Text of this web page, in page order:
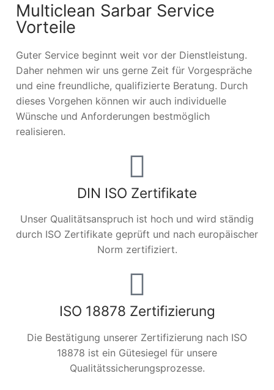
Multiclean Sarbar Service
Vorteile
Guter Service beginnt weit vor der Dienstleistung.
Daher nehmen wir uns gerne Zeit für Vorgespräche
und eine freundliche, qualifizierte Beratung. Durch
dieses Vorgehen können wir auch individuelle
Wünsche und Anforderungen bestmöglich
realisieren.
DIN ISO Zertifikate
Unser Qualitätsanspruch ist hoch und wird ständig
durch ISO Zertifikate geprüft und nach europäischer
Norm zertifiziert.
ISO 18878 Zertifizierung
Die Bestätigung unserer Zertifizierung nach ISO
18878 ist ein Gütesiegel für unsere
Qualitätssicherungsprozesse.